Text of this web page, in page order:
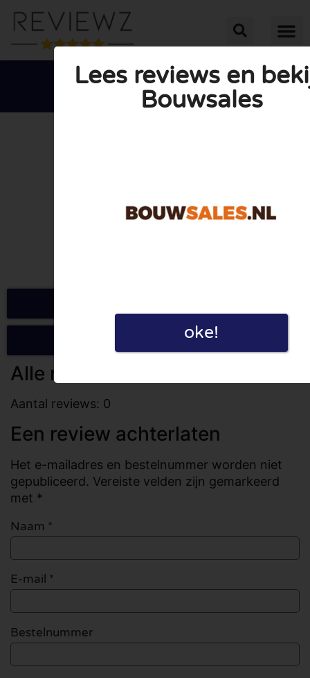

Schrijf een review
Alle reviews
Aantal reviews: 0
Een review achterlaten
Het e-mailadres en bestelnummer worden niet
gepubliceerd. Vereiste velden zijn gemarkeerd
met *
Naam *
E-mail *
Bestelnummer
Lees reviews en
Bouwsales
oke!